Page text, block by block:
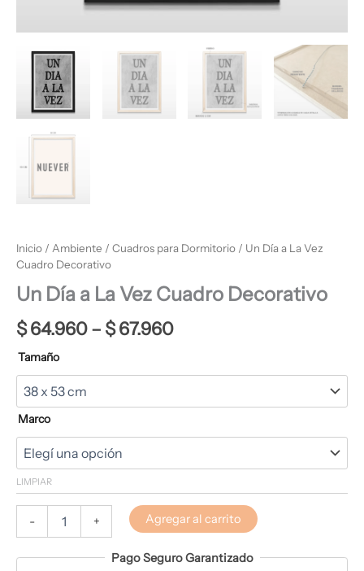
Inicio / Ambiente / Cuadros para Dormitorio / Un Día a La Vez
Cuadro Decorativo
Un Día a La Vez Cuadro Decorativo
$64.960– $67.960
Tamaño
Marco
LIMPIAR
- + Agregar al carrito
Pago Seguro Garantizado